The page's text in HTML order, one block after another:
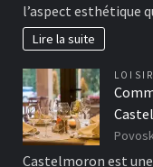
l’aspect esthétique
Lire la suite
Castelmoron est